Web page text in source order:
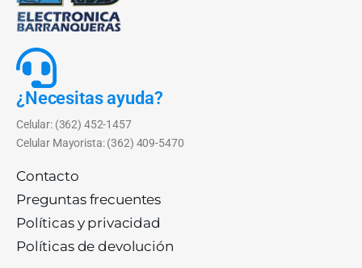
¿Necesitas ayuda?
Celular: (362) 452-1457
Celular Mayorista: (362) 409-5470
Contacto
Preguntas frecuentes
Políticas y privacidad
Políticas de devolución